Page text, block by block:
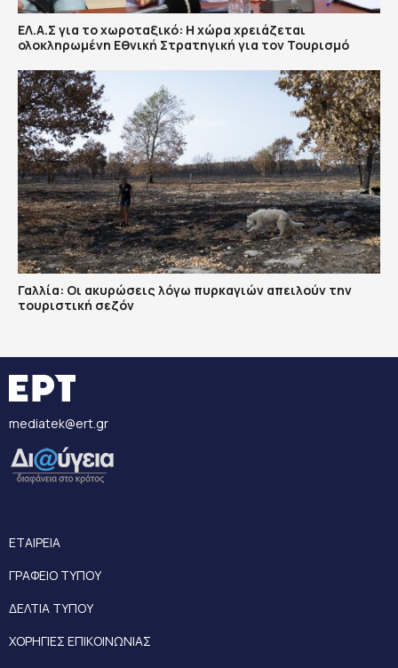
ΕΛ.Α.Σ για το χωροταξικό: Η χώρα χρειάζεται
ολοκληρωμένη Εθνική Στρατηγική για τον Τουρισμό
Γαλλία: Οι ακυρώσεις λόγω πυρκαγιών απειλούν την
τουριστική σεζόν
mediatek@ert.gr
ΕΤΑΙΡΕΙΑ
ΓΡΑΦΕΙΟ ΤΥΠΟΥ
ΔΕΛΤΙΑ ΤΥΠΟΥ
ΧΟΡΗΓΙΕΣ ΕΠΙΚΟΙΝΩΝΙΑΣ